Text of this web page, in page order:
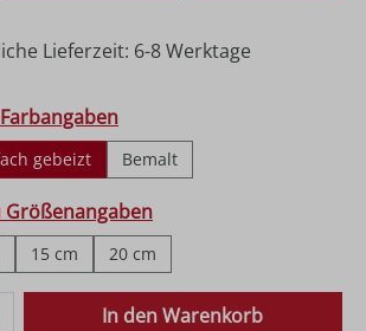
Lieferzeit: 6-8 Werktage
gebeizt Bemalt
Größenangaben
15 cm 20 cm
Gib den gewünschten
In den Warenkorb